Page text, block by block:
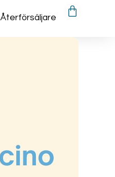
Återförsäljare